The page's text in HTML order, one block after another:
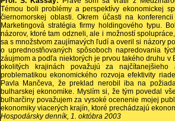
Témou boli problémy a perspektívy ekonomickej
čiernomorskej oblasti. Okrem účasti na
Marketingová stratégia firmy holdingového typu.
názorov, ktoré tam odzneli, ale i možností
sa s množstvom zaujímavých ľudí a overil si názory
o uprednostňovaných spôsoboch napredovania
záujmom a podľa niektorých je prvou takého druhu v
okolitých krajinách považujú za
problematikou ekonomického rozvoja efektivity
Pavla Mančeva, že preklad nerobil iba na
bulharskej ekonomike. Myslím si, že tým povedal
bulharčiny považujem za vysoké ocenenie mojej
ekonomiky viacerých krajín, ktoré prechádzajú
Hospodársky denník, 1. októbra 2003